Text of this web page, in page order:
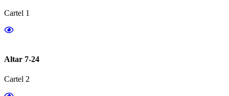
Cartel 1
Altar 7-24
Cartel 2